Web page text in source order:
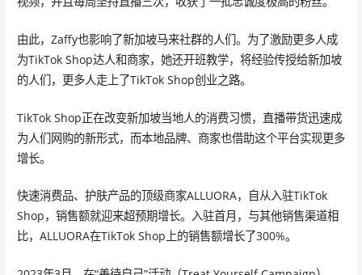
由此，Zaffy也影响了新加坡马来社群的人们。为了激励更多人成
为TikTok Shop达人和商家，她还开班教学，将经验传授给新加坡
的人们，更多人走上了TikTok Shop创业之路。
TikTok Shop正在改变新加坡当地人的消费习惯，直播带货迅速成
为人们网购的新形式，而本地品牌、商家也借助这个平台实现更多
增长。
快速消费品、护肤产品的顶级商家ALLUORA，自从入驻TikTok
Shop，销售额就迎来超预期增长。入驻首月，与其他销售渠道相
比，ALLUORA在TikTok Shop上的销售额增长了300%。